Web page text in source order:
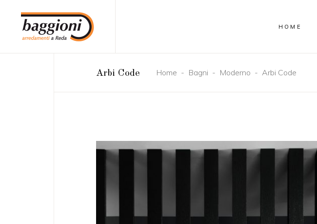
HOME
Arbi Code Home - Bagni - Moderno - Arbi Code